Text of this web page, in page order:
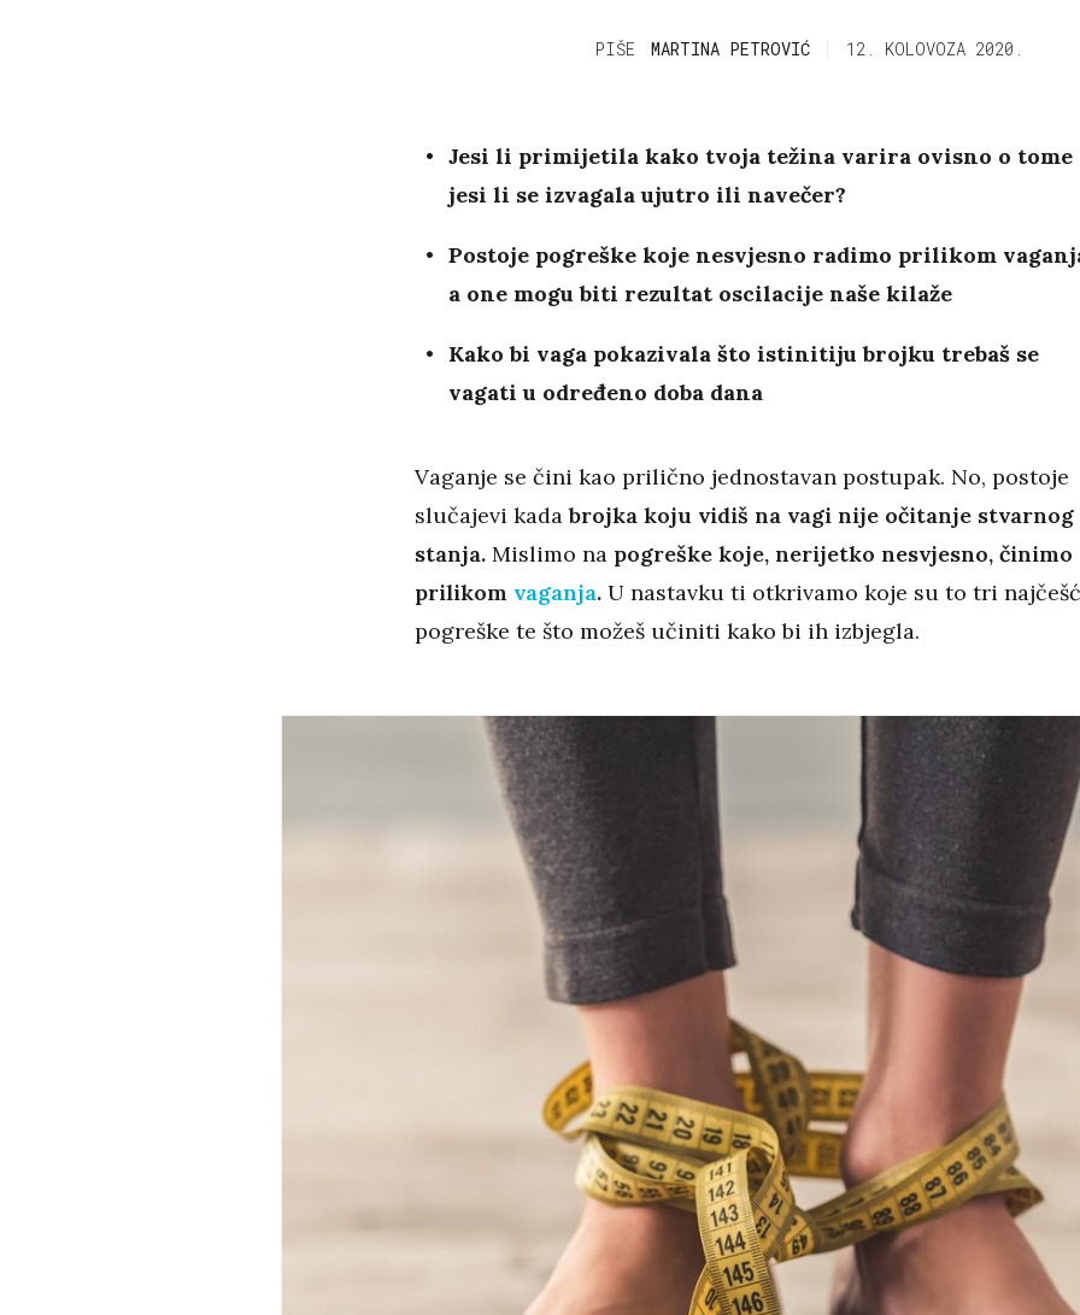
PIŠE MARTINA PETROVIĆ 12. KOLOVOZA 2020.
Jesi li primijetila kako tvoja težina varira ovisno o tome
jesi li se izvagala ujutro ili navečer?
Postoje pogreške koje nesvjesno radimo prilikom
a one mogu biti rezultat oscilacije naše kilaže
Kako bi vaga pokazivala što istinitiju brojku trebaš se
vagati u određeno doba dana
Vaganje se čini kao prilično jednostavan postupak. No, postoje
slučajevi kadabrojka koju vidiš na vagi nije očitanje stvarnog
stanja. Mislimo na pogreške koje, nerijetko nesvjesno, činimo
prilikom vaganja.U nastavku ti otkrivamo koje su to tri
pogreške te što možeš učiniti kako bi ih izbjegla.